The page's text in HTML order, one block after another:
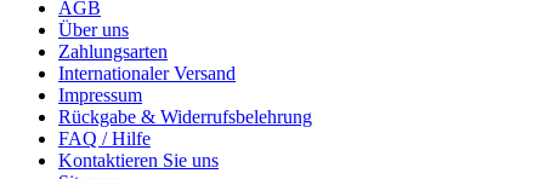
AGB
Über uns
Zahlungsarten
Internationaler Versand
Impressum
Rückgabe & Widerrufsbelehrung
FAQ / Hilfe
Kontaktieren Sie uns